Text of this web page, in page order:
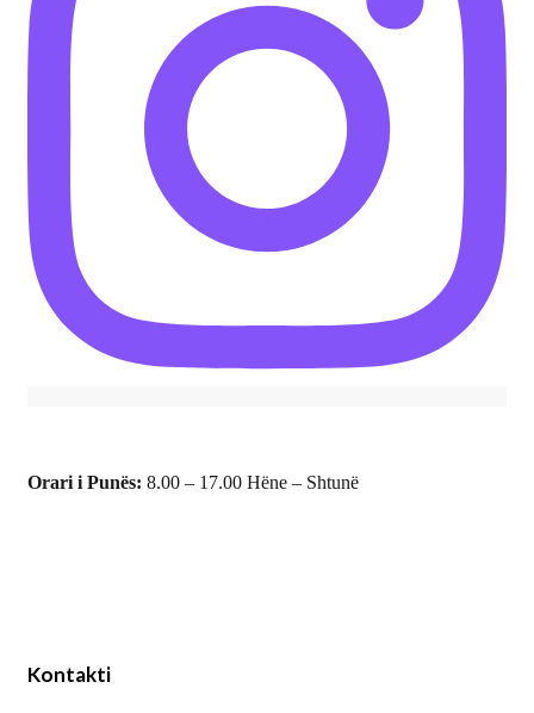
Orari i Punës: 8.00 – 17.00 Hëne – Shtunë
Kontakti